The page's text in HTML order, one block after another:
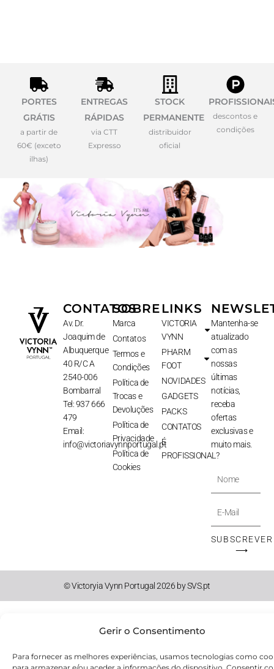
Gerir o Consentimento
Para fornecer as melhores experiências, usamos tecnologias como
PORTES
GRÁTIS
a partir de
60€ (exceto
ilhas)
ENTREGAS
RÁPIDAS
via CTT
Expresso
STOCK
PERMANENTE
distribuidor
oficial
descontos e
condições
CONTATOS
Av. Dr.
Joaquim de
Albuquerque
40 R/C A
2540-006
Bombarral
Tel: 937 666
479
Email:
info@victoriavynnportugal.pt
SOBRE
Marca
Contatos
Termos e
Condições
Política de
Trocas e
Devoluções
Política de
Privacidade
Política de
Cookies
LINKS
VICTORIA
VYNN
PHARM
FOOT
NOVIDADES
GADGETS
PACKS
CONTATOS
É
PROFISSIONAL?
Mantenha-se
atualizado
com as
nossas
últimas
notícias,
receba
ofertas
exclusivas e
muito mais.
Nome
E-
Mail
SUBSCREVER
⟶
© Victoryia Vynn Portugal 2026 by SVS.pt